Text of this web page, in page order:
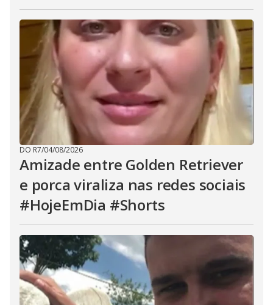
DO R7/04/08/2026
Amizade entre Golden Retriever
e porca viraliza nas redes sociais
#HojeEmDia #Shorts